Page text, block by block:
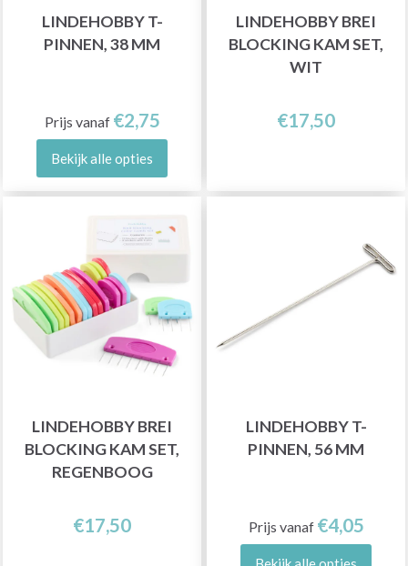
LINDEHOBBY T-
PINNEN, 38 MM
Prijs vanaf €2,75
Bekijk alle opties
LINDEHOBBY BREI
BLOCKING KAM SET,
WIT
€17,50
LINDEHOBBY BREI
BLOCKING KAM SET,
REGENBOOG
€17,50
LINDEHOBBY T-
PINNEN, 56 MM
Prijs vanaf €4,05